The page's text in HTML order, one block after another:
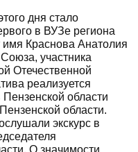
дня стало
в ВУЗе региона
имя Краснова Анатолия
участника
Отечественной
реализуется
области
области.
экскурс в
О значимости